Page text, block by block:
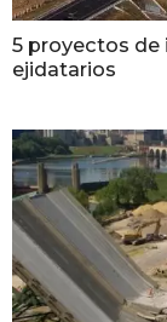
5 proyectos de
ejidatarios